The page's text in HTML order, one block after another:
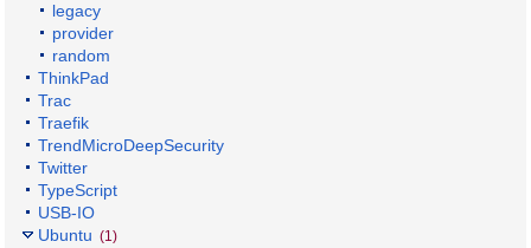
legacy
provider
random
ThinkPad
Trac
Traefik
TrendMicroDeepSecurity
Twitter
TypeScript
USB-IO
Ubuntu (1)